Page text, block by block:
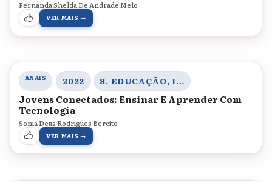
Fernanda Shelda De Andrade Melo
VER MAIS →
ANAIS 2022 8. EDUCAÇÃO, INOVAÇÃO E TECNOLOGIAS
Jovens Conectados: Ensinar E Aprender Com
Tecnologia
Sonia Deus Rodrigues Bercito
VER MAIS →